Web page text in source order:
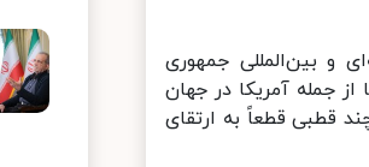
و بین‌المللی جمهوری
جمله آمریکا در جهان
قطبی قطعاً به ارتقای